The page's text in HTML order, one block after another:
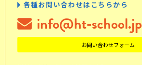
各種お問い合わせはこちらから
info@ht-school.jp
お問い合わせフォーム